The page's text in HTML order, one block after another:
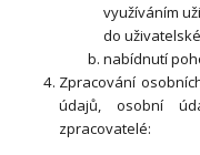
využíváním
do
nabídnutí
Zpracování
údajů, osobní
zpracovatelé: